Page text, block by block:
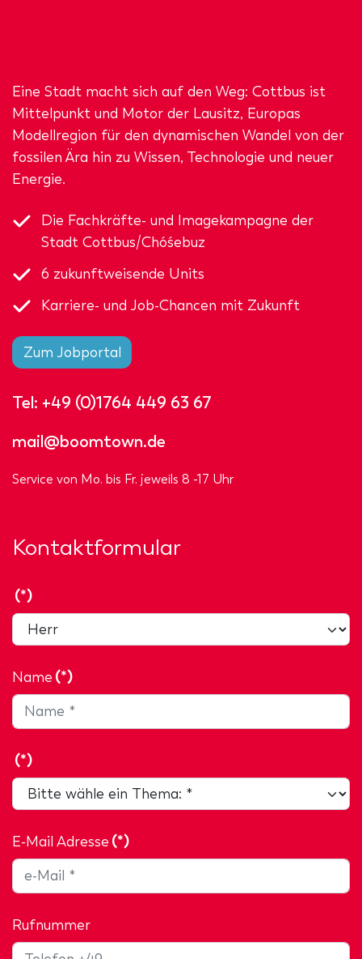
Eine Stadt macht sich auf den Weg: Cottbus ist
Mittelpunkt und Motor der Lausitz, Europas
Modellregion für den dynamischen Wandel von der
fossilen Ära hin zu Wissen, Technologie und neuer
Energie.
Die Fachkräfte- und Imagekampagne der
Stadt Cottbus/Chóśebuz
6 zukunftweisende Units
Karriere- und Job-Chancen mit Zukunft
Zum Jobportal
Tel: +49 (0)1764 449 63 67
mail@boomtown.de
Service von Mo. bis Fr. jeweils 8 -17 Uhr
Kontaktformular
(*)
Name (*)
(*)
E-Mail Adresse (*)
Rufnummer